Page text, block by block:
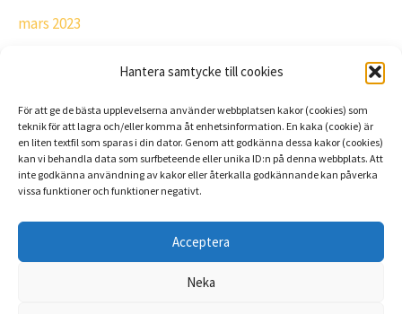
Hantera samtycke till cookies
För att ge de bästa upplevelserna använder webbplatsen kakor (cookies) som
teknik för att lagra och/eller komma åt enhetsinformation. En kaka (cookie) är
en liten textfil som sparas i din dator. Genom att godkänna dessa kakor (cookies)
kan vi behandla data som surfbeteende eller unika ID:n på denna webbplats. Att
inte godkänna användning av kakor eller återkalla godkännande kan påverka
vissa funktioner och funktioner negativt.
Acceptera
Neka
mars 2023
oktober 2022
Copyright © 2026 Alliansen i Tingsryds Kommun